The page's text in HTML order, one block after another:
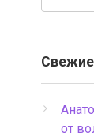
Свежие
от